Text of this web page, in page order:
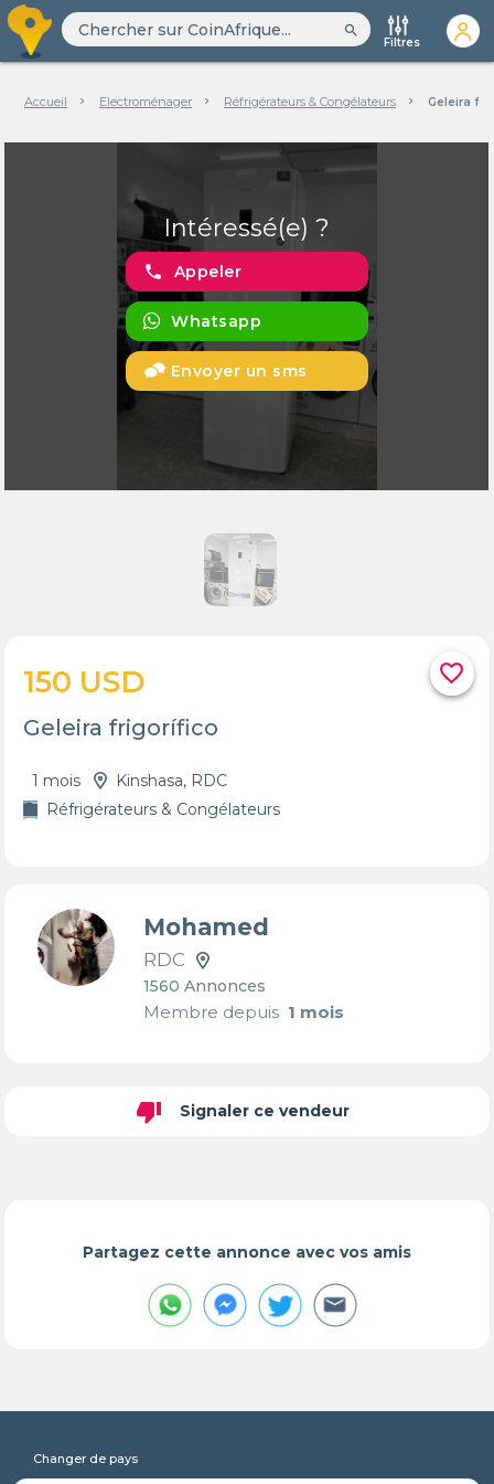
search
Filtres
Accueil Electroménager Réfrigérateurs & Congélateurs Geleira
Intéressé(e) ?
phone Appeler
Whatsapp
Envoyer un sms
favorite_border
150 USD
Geleira frigorífico
1 mois
Kinshasa, RDC
Réfrigérateurs & Congélateurs
Mohamed
RDC
1560 Annonces
Membre depuis1 mois
thumb_down Signaler ce vendeur
Partagez cette annonce avec vos amis
Changer de pays